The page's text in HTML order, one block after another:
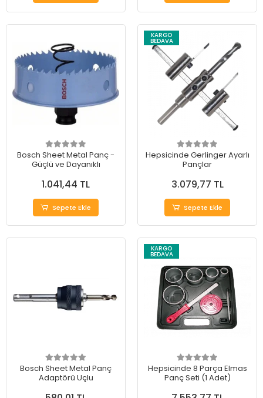
Bosch Sheet Metal Panç -
Güçlü ve Dayanıklı
1.041,44 TL
Sepete Ekle
KARGO
BEDAVA
Hepsicinde Gerlinger Ayarlı
Pançlar
3.079,77 TL
Sepete Ekle
Bosch Sheet Metal Panç
Adaptörü Uçlu
KARGO
BEDAVA
Hepsicinde 8 Parça Elmas
Panç Seti (1 Adet)